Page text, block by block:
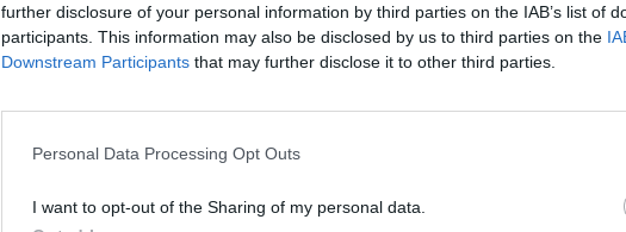
further disclosure of your personal information by third parties on the IAB’s list of
participants. This information may also be disclosed by us to third parties on the
Downstream Participants that may further disclose it to other third parties.
Personal Data Processing Opt Outs
I want to opt-out of the Sharing of my personal data.
Πλήρης απασχόληση
Τεχνικός Εγκατάστασης και Συντήρησης
Παραγωγή - Εργάτες - Τεχνίτες